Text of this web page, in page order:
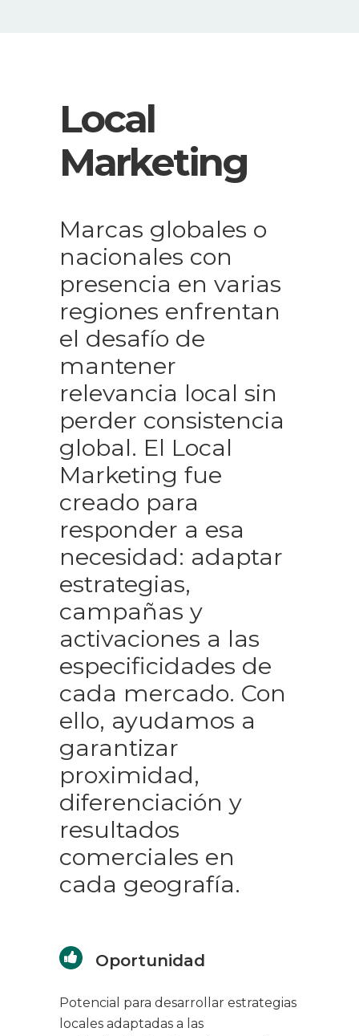
Local
Marketing
Marcas globales o
nacionales con
presencia en varias
regiones enfrentan
el desafío de
mantener
relevancia local sin
perder consistencia
global. El Local
Marketing fue
creado para
responder a esa
necesidad: adaptar
estrategias,
campañas y
activaciones a las
especificidades de
cada mercado. Con
ello, ayudamos a
garantizar
proximidad,
diferenciación y
resultados
comerciales en
cada geografía.
Oportunidad
Potencial para desarrollar estrategias
locales adaptadas a las